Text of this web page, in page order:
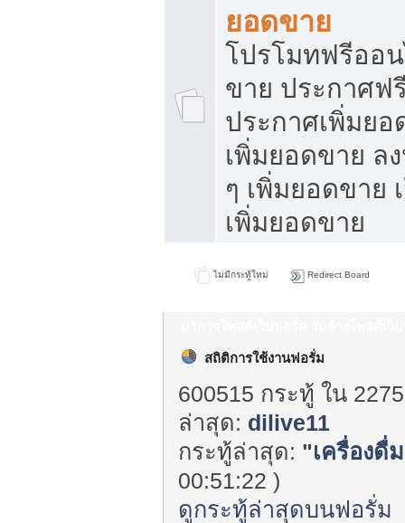
ยอดขาย
โปรโมทฟรีออ
ขาย ประกาศฟ
ประกาศเพิ่มย
เพิ่มยอดขาย ล
ๆ เพิ่มยอดขาย
เพิ่มยอดขาย
ไม่มีกระทู้ใหม่ Redirect Board
สถิติการใช้งานฟอรั่ม
600515 กระทู้ ใน
ล่าสุด: dilive11
กระทู้ล่าสุด: "เครื่องดื่
00:51:22 )
ดูกระทู้ล่าสุดบนฟอรั่ม